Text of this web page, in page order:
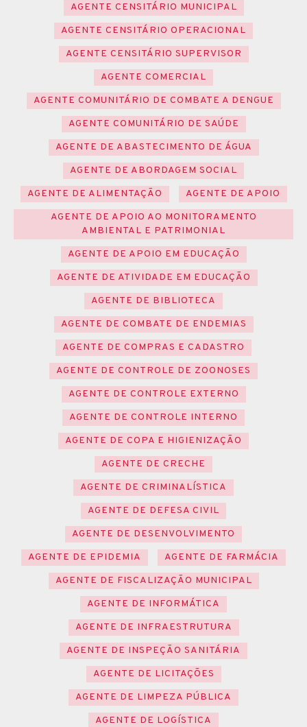
AGENTE CENSITÁRIO MUNICIPAL
AGENTE CENSITÁRIO OPERACIONAL
AGENTE CENSITÁRIO SUPERVISOR
AGENTE COMERCIAL
AGENTE COMUNITÁRIO DE COMBATE A DENGUE
AGENTE COMUNITÁRIO DE SAÚDE
AGENTE DE ABASTECIMENTO DE ÁGUA
AGENTE DE ABORDAGEM SOCIAL
AGENTE DE ALIMENTAÇÃO
AGENTE DE APOIO
AGENTE DE APOIO AO MONITORAMENTO
AMBIENTAL E PATRIMONIAL
AGENTE DE APOIO EM EDUCAÇÃO
AGENTE DE ATIVIDADE EM EDUCAÇÃO
AGENTE DE BIBLIOTECA
AGENTE DE COMBATE DE ENDEMIAS
AGENTE DE COMPRAS E CADASTRO
AGENTE DE CONTROLE DE ZOONOSES
AGENTE DE CONTROLE EXTERNO
AGENTE DE CONTROLE INTERNO
AGENTE DE COPA E HIGIENIZAÇÃO
AGENTE DE CRECHE
AGENTE DE CRIMINALÍSTICA
AGENTE DE DEFESA CIVIL
AGENTE DE DESENVOLVIMENTO
AGENTE DE EPIDEMIA
AGENTE DE FARMÁCIA
AGENTE DE FISCALIZAÇÃO MUNICIPAL
AGENTE DE INFORMÁTICA
AGENTE DE INFRAESTRUTURA
AGENTE DE INSPEÇÃO SANITÁRIA
AGENTE DE LICITAÇÕES
AGENTE DE LIMPEZA PÚBLICA
AGENTE DE LOGÍSTICA